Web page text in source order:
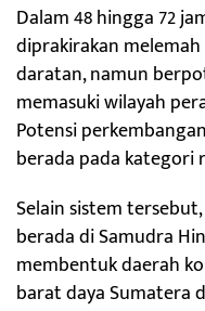
Dalam 48 hingga 72
diprakirakan
daratan, namun
memasuki wilayah
Potensi
berada pada kategori
Selain sistem
berada di Samudra
membentuk daerah
barat daya Sumatera